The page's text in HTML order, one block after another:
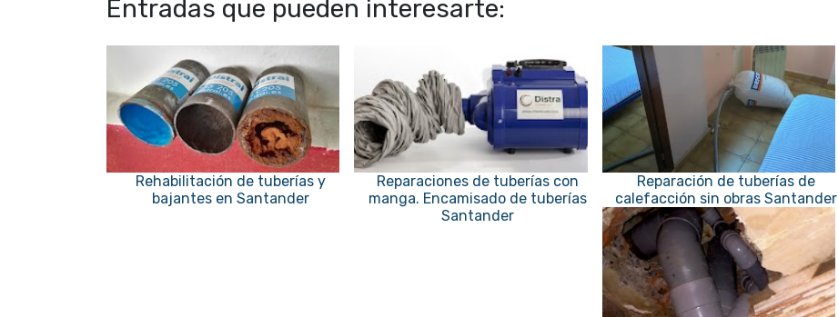
Entradas que pueden interesarte:
Rehabilitación de tuberías y
bajantes en Santander
Reparaciones de tuberías con
manga. Encamisado de tuberías
Santander
Reparación de tuberías de
calefacción sin obras Santander